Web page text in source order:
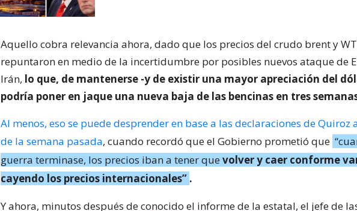
Aquello cobra relevancia ahora, dado que los precios del crudo brent y
repuntaron en medio de la incertidumbre por posibles nuevos ataque de
Irán, lo que, de mantenerse -y de existir una mayor apreciación del
podría poner en jaque una nueva baja de las bencinas en tres
Al menos, eso se puede desprender en base a las declaraciones de Quiroz
de la semana pasada, cuando recordó que el Gobierno prometió que
guerra terminase, los precios iban a tener quevolver y caer conforme
cayendo los precios internacionales” .
Y ahora, minutos después de conocido el informe de la estatal, el jefe de